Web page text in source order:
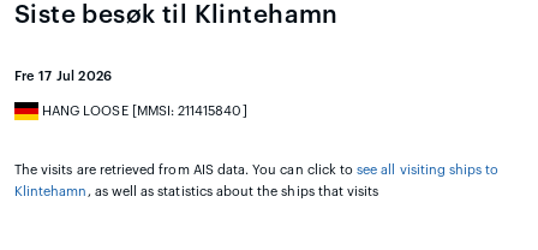
Siste besøk til Klintehamn
Fre 17 Jul 2026
HANG LOOSE [MMSI: 211415840]
The visits are retrieved from AIS data. You can click tosee all visiting ships to
Klintehamn , as well as statistics about the ships that visits